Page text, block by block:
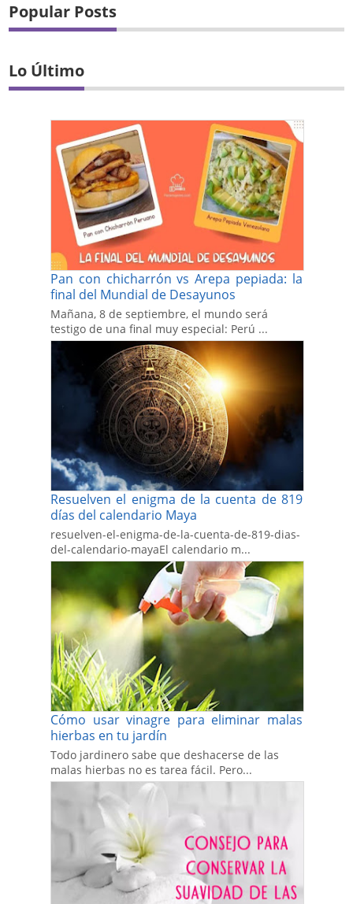
Popular Posts
Lo Último
Pan con chicharrón vs Arepa pepiada: la
final del Mundial de Desayunos
Mañana, 8 de septiembre, el mundo será
testigo de una final muy especial: Perú ...
Resuelven el enigma de la cuenta de 819
días del calendario Maya
resuelven-el-enigma-de-la-cuenta-de-819-dias-
del-calendario-mayaEl calendario m...
Cómo usar vinagre para eliminar malas
hierbas en tu jardín
Todo jardinero sabe que deshacerse de las
malas hierbas no es tarea fácil. Pero...